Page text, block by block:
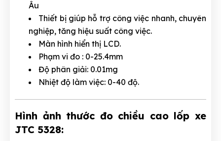
Âu
Thiết bị giúp hỗ trợ công việc nhanh, chuyên
nghiệp, tăng hiệu suất công việc.
Màn hình hiển thị LCD.
Phạm vi đo : 0-25.4mm
Độ phân giải: 0.01mg
Nhiệt độ làm việc: 0-40 độ.
Hình ảnh thước đo chiều cao lốp xe
JTC 5328: